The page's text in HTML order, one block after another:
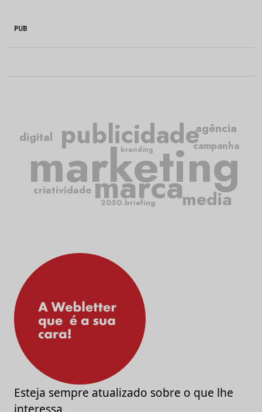
PUB
marketing
publicidade
marca
criatividade
campanha
media
agência
digital
2050.briefing
branding
Esteja sempre atualizado sobre o que lhe
interessa